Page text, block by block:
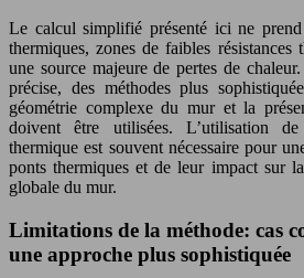
Le calcul simplifié présenté ici ne
thermiques, zones de faibles résistances
une source majeure de pertes de
précise, des méthodes plus
géométrie complexe du mur et la
doivent être utilisées. L’utilisation
thermique est souvent nécessaire pour
ponts thermiques et de leur impact sur
globale du mur.
Limitations de la méthode: cas
une approche plus sophistiquée